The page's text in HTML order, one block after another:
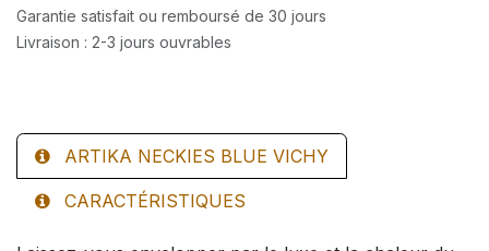
Garantie satisfait ou remboursé de 30 jours
Livraison : 2-3 jours ouvrables
ARTIKA NECKIES BLUE VICHY
CARACTÉRISTIQUES